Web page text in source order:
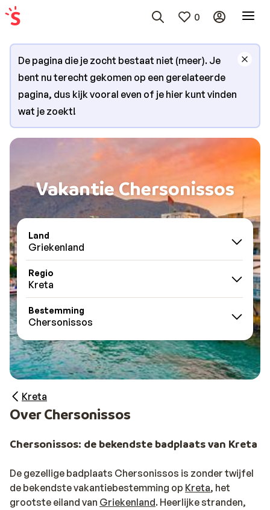
0
De pagina die je zocht bestaat niet (meer). Je
bent nu terecht gekomen op een gerelateerde
pagina, dus kijk vooral even of je hier kunt vinden
wat je zoekt!
Vakantie Chersonissos
Land
Griekenland
Regio
Kreta
Bestemming
Chersonissos
Kreta
Over Chersonissos
Chersonissos: de bekendste badplaats van Kreta
De gezellige badplaats Chersonissos is zonder twijfel
de bekendste vakantiebestemming op Kreta, het
grootste eiland van Griekenland. Heerlijke stranden,